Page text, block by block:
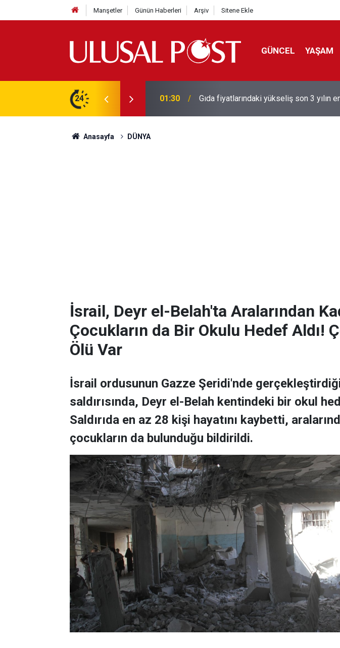
Manşetler Günün Haberleri Arşiv Sitene Ekle
GÜNCEL YAŞAM
24
en yüksek seviyesine çıktı 01:26 Galatasaray'dan sekiz kişi hakkında
Anasayfa DÜNYA
İsrail, Deyr el-Belah'ta Aralarından
Çocukların da Bir Okulu Hedef Aldı!
Ölü Var
İsrail ordusunun Gazze Şeridi'nde
saldırısında, Deyr el-Belah kentindeki bir okul
Saldırıda en az 28 kişi hayatını kaybetti,
çocukların da bulunduğu bildirildi.